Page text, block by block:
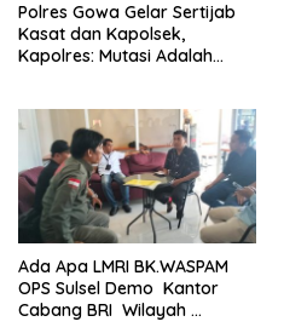
Polres Gowa Gelar Sertijab
Kasat dan Kapolsek,
Kapolres: Mutasi Adalah
Ada Apa LMRI BK.WASPAM
OPS Sulsel Demo Kantor
Cabang BRI Wilayah